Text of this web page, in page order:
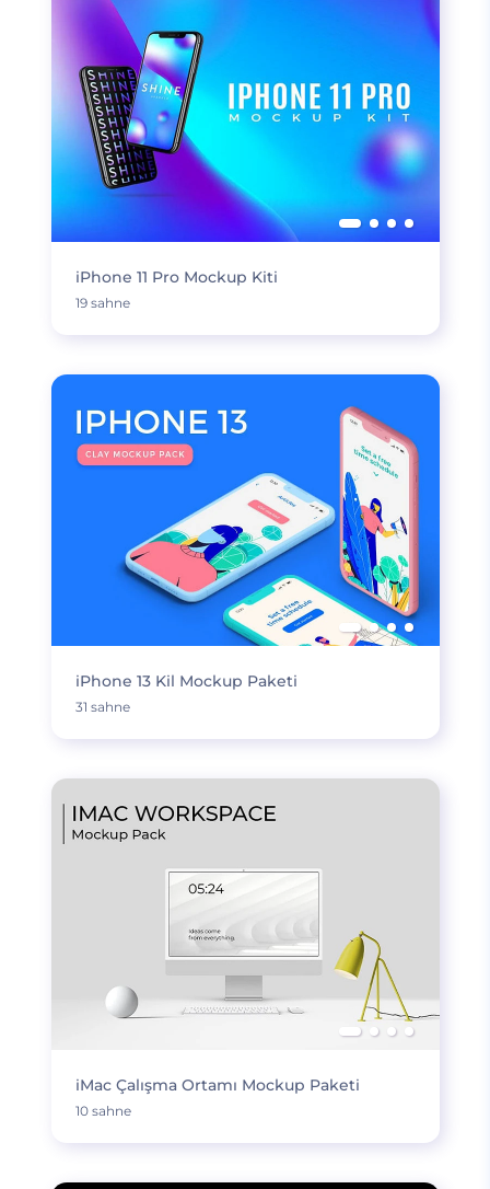
iPhone 11 Pro Mockup Kiti
19 sahne
iPhone 13 Kil Mockup Paketi
31 sahne
iMac Çalışma Ortamı Mockup Paketi
10 sahne